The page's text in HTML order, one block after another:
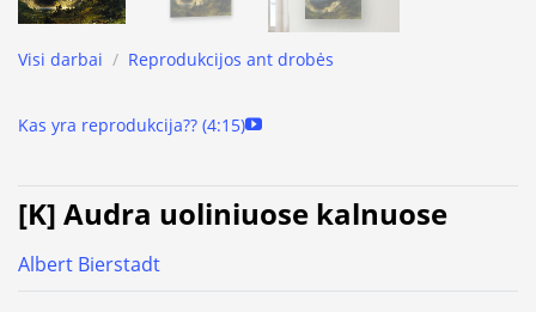
Visi darbai / Reprodukcijos ant drobės
Kas yra reprodukcija?? (4:15)
[K] Audra uoliniuose kalnuose
Albert Bierstadt